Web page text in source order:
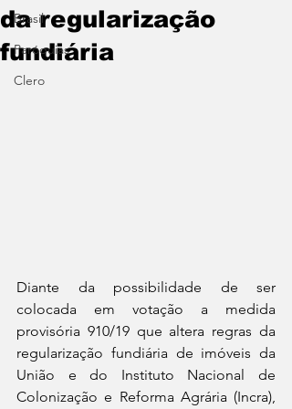
Brasil
Paróquias
Clero
da regularização
fundiária
Diante da possibilidade de ser
colocada em votação a medida
provisória 910/19 que altera regras da
regularização fundiária de imóveis da
União e do Instituto Nacional de
Colonização e Reforma Agrária (Incra),